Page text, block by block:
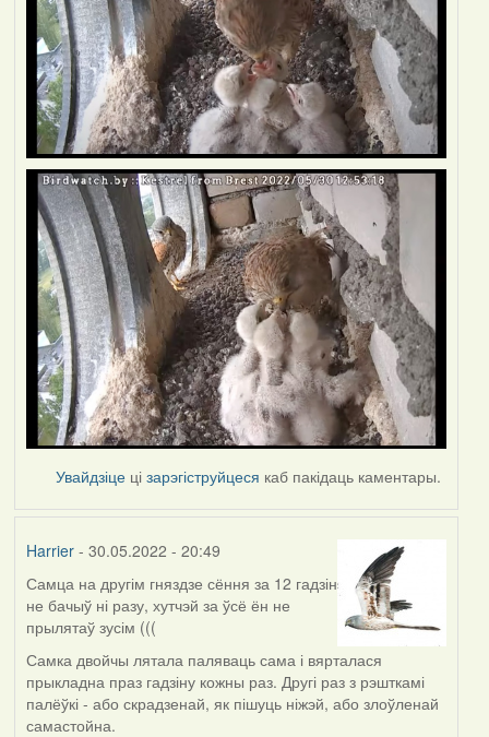
Увайдзіце цізарэгіструйцеся каб пакідаць каментары.
Harrier- 30.05.2022 - 20:49
Самца на другім гняздзе сёння за 12 гадзін
не бачыў ні разу, хутчэй за ўсё ён не
прылятаў зусім (((
Самка двойчы лятала паляваць сама і вярталася
прыкладна праз гадзіну кожны раз. Другі раз з рэшткамі
палёўкі - або скрадзенай, як пішуць ніжэй, або злоўленай
самастойна.